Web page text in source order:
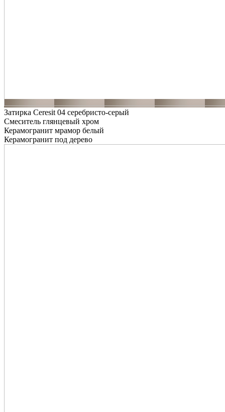
Затирка Ceresit 04 серебристо-серый
Смеситель глянцевый хром
Керамогранит мрамор белый
Керамогранит под дерево